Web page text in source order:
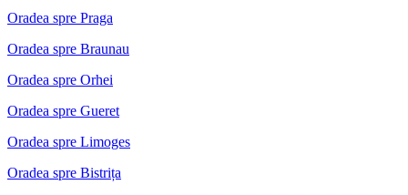
Oradea spre Praga
Oradea spre Braunau
Oradea spre Orhei
Oradea spre Gueret
Oradea spre Limoges
Oradea spre Bistrița